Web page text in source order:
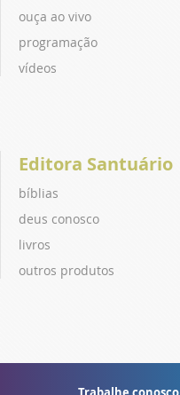
ouça ao vivo
programação
vídeos
Editora Santuário
bíblias
deus conosco
livros
outros produtos